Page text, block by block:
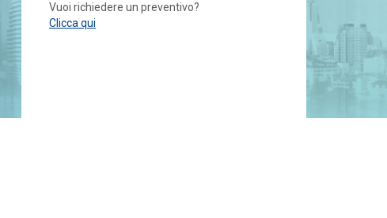
Vuoi richiedere un preventivo?
Clicca qui